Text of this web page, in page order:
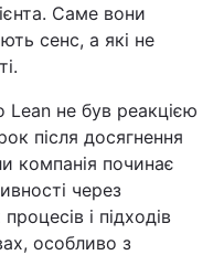
Саме вони
сенс, а які не
Lean не був реакцією
після досягнення
компанія починає
через
і підходів
особливо з